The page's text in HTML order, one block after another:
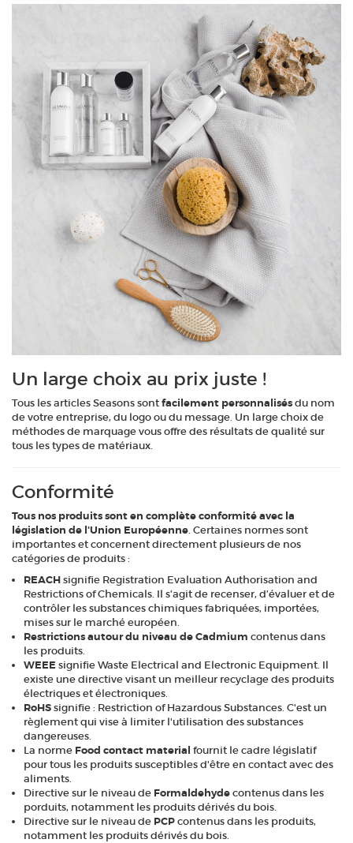
Un large choix au prix juste !
Tous les articles Seasons sontfacilement personnalisésdu nom
de votre entreprise, du logo ou du message. Un large choix de
méthodes de marquage vous offre des résultats de qualité sur
tous les types de matériaux.
Conformité
Tous nos produits sont en complète conformité avec la
législation de l'Union Européenne. Certaines normes sont
importantes et concernent directement plusieurs de nos
catégories de produits :
REACHsignifie Registration Evaluation Authorisation and
Restrictions of Chemicals. Il s’agit de recenser, d’évaluer et de
contrôler les substances chimiques fabriquées, importées,
mises sur le marché européen.
Restrictions autour du niveau de Cadmium contenus dans
les produits.
WEEE signifie Waste Electrical and Electronic Equipment. Il
existe une directive visant un meilleur recyclage des produits
électriques et électroniques.
RoHSsignifie : Restriction of Hazardous Substances. C'est un
règlement qui vise à limiter l'utilisation des substances
dangereuses.
La norme Food contact material fournit le cadre législatif
pour tous les produits susceptibles d'être en contact avec des
aliments.
Directive sur le niveau de Formaldehydecontenus dans les
porduits, notamment les produits dérivés du bois.
Directive sur le niveau de PCPcontenus dans les produits,
notamment les produits dérivés du bois.